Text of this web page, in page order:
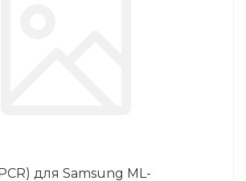
для Samsung ML-